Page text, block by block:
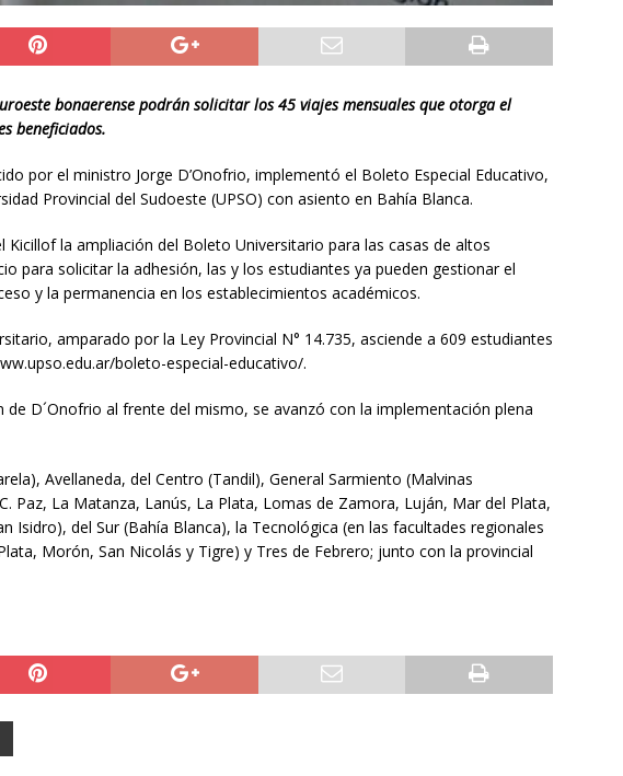
bonaerense podrán solicitar los 45 viajes mensuales que otorga el
beneficiados.
por el ministro Jorge D’Onofrio, implementó el Boleto Especial Educativo,
Provincial del Sudoeste (UPSO) con asiento en Bahía Blanca.
la ampliación del Boleto Universitario para las casas de altos
para solicitar la adhesión, las y los estudiantes ya pueden gestionar el
y la permanencia en los establecimientos académicos.
amparado por la Ley Provincial N° 14.735, asciende a 609 estudiantes
boleto-especial-educativo/.
D´Onofrio al frente del mismo, se avanzó con la implementación plena
Avellaneda, del Centro (Tandil), General Sarmiento (Malvinas
Paz, La Matanza, Lanús, La Plata, Lomas de Zamora, Luján, Mar del Plata,
Isidro), del Sur (Bahía Blanca), la Tecnológica (en las facultades regionales
Morón, San Nicolás y Tigre) y Tres de Febrero; junto con la provincial